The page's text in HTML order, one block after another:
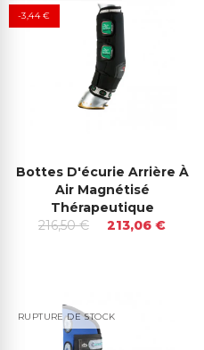
-3,44 €
Bottes D'écurie Arrière À
Air Magnétisé
Thérapeutique
216,50 €
213,06 €
RUPTURE DE STOCK